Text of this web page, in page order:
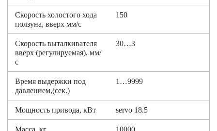
Скорость холостого хода
ползуна, вверх мм/с
150
Скорость выталкивателя
вверх (регулируемая), мм/
с
30…3
Время выдержки под
давлением,(сек.)
1…9999
Мощность привода, кВт servo 18.5
Масса, кг 10000